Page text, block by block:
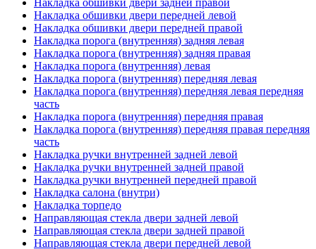
Накладка обшивки двери передней левой
Накладка обшивки двери передней правой
Накладка порога (внутренняя) задняя левая
Накладка порога (внутренняя) задняя правая
Накладка порога (внутренняя) левая
Накладка порога (внутренняя) передняя левая
Накладка порога (внутренняя) передняя левая передняя
часть
Накладка порога (внутренняя) передняя правая
Накладка порога (внутренняя) передняя правая передняя
часть
Накладка ручки внутренней задней левой
Накладка ручки внутренней задней правой
Накладка ручки внутренней передней правой
Накладка салона (внутри)
Накладка торпедо
Направляющая стекла двери задней левой
Направляющая стекла двери задней правой
Направляющая стекла двери передней левой